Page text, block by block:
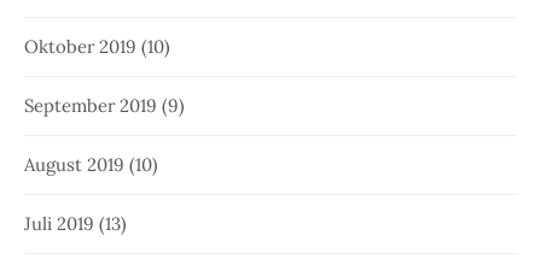
Oktober 2019 (10)
September 2019 (9)
August 2019 (10)
Juli 2019 (13)